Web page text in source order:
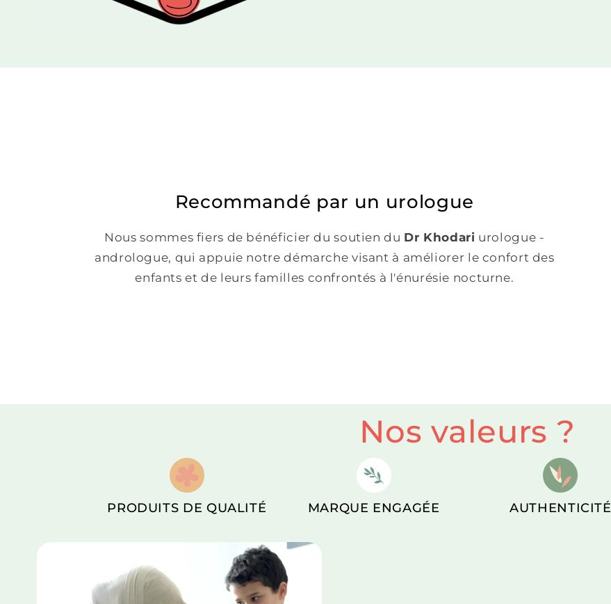
Recommandé par un urologue
Nous sommes fiers de bénéficier du soutien du Dr Khodari urologue -
andrologue, qui appuie notre démarche visant à améliorer le confort des
enfants et de leurs familles confrontés à l'énurésie nocturne.
Nos valeurs ?
PRODUITS DE QUALITÉ MARQUE ENGAGÉE AUTHENTICITÉ